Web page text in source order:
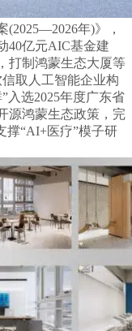
(2025—2026年)》，
40亿元AIC基金建
打制鸿蒙生态大厦等
取人工智能企业构
入选2025年度广东省
源鸿蒙生态政策，完
“AI+医疗”模子研